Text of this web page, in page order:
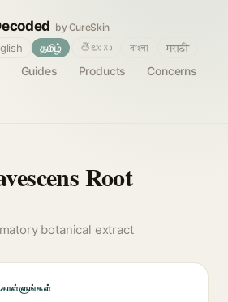
by CureSkin
Guides Products
Concerns
தமிழ் తెలుగు বাংলা मराठी
Root
botanical extract